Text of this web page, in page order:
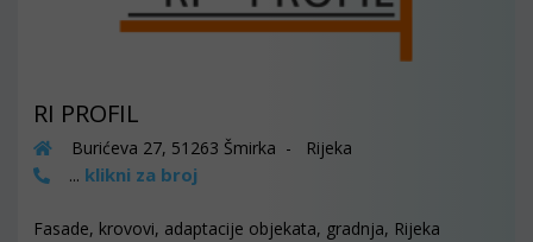
RI PROFIL
Burićeva 27, 51263 Šmirka - Rijeka
... klikni za broj
Fasade, krovovi, adaptacije objekata, gradnja, Rijeka